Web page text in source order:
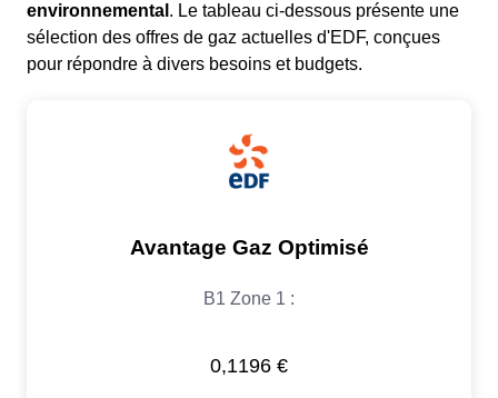
environnemental . Le tableau ci-dessous présente une
sélection des offres de gaz actuelles d'EDF, conçues
pour répondre à divers besoins et budgets.